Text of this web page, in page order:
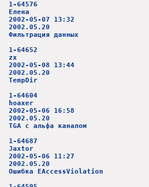
1-64576
Елена
2002-05-07 13:32
2002.05.20
Фильтрация данных
1-64652
zx
2002-05-08 13:44
2002.05.20
TempDir
1-64604
hoaxer
2002-05-06 16:58
2002.05.20
TGA с альфа каналом
1-64687
Jaxtor
2002-05-06 11:27
2002.05.20
Ошибка EAccessViolation